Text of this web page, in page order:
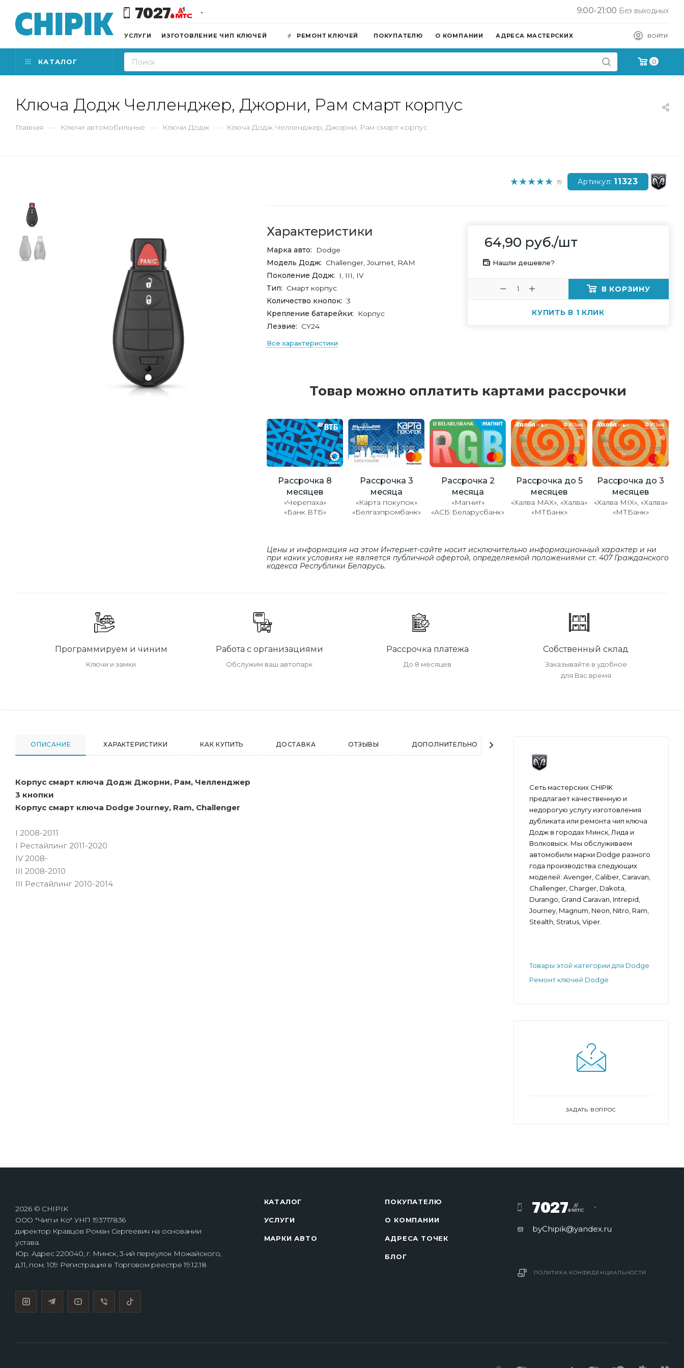
7027 9:00-21:00 Без выходных
ВОЙТИ
УСЛУГИ ИЗГОТОВЛЕНИЕ ЧИП КЛЮЧЕЙ РЕМОНТ КЛЮЧЕЙ ПОКУПАТЕЛЮ О КОМПАНИИ АДРЕСА МАСТЕРСКИХ
0
КАТАЛОГ
Ключа Додж Челленджер, Джорни, Рам смарт корпус
Главная — Ключи автомобильные — Ключи Додж — Ключа Додж Челленджер, Джорни, Рам смарт корпус
19 Артикул: 11323
Характеристики
Марка авто
Dodge
Модель Додж
Challenger, Journet, RAM
Поколение Додж
I, III, IV
Тип
Смарт корпус
Количество кнопок
3
Крепление батарейки
Корпус
Лезвие
СY24
Все характеристики
64,90 руб./шт
Нашли дешевле?
В КОРЗИНУ
КУПИТЬ В 1 КЛИК
Товар можно оплатить картами рассрочки
Рассрочка 8
месяцев
«Черепаха»
«Банк ВТБ»
Рассрочка 3
месяца
«Карта покупок»
«Белгазпромбанк»
Рассрочка 2
месяца
«Магнит»
«АСБ Беларусбанк»
Рассрочка до 5
месяцев
«Халва MAX», «Халва»
«МТБанк»
Рассрочка до 3
месяцев
«Халва MIX», «Халва»
«МТБанк»
Цены и информация на этом Интернет-сайте носит исключительно информационный характер и ни
при каких условиях не является публичной офертой, определяемой положениями cт. 407 Гражданского
кодекса Республики Беларусь.
Программируем и чиним
Ключи и замки
Работа с организациями
Обслужим ваш автопарк
Рассрочка платежа
До 8 месяцев
Собственный склад
Заказывайте в удобное
для Вас время
ОПИСАНИЕ ХАРАКТЕРИСТИКИ КАК КУПИТЬ ДОСТАВКА ОТЗЫВЫ ДОПОЛНИТЕЛЬНО
Корпус смарт ключа Додж Джорни, Рам, Челленджер
3 кнопки
Корпус смарт ключа Dodge Journey, Ram, Challenger
I 2008-2011
I Рестайлинг 2011-2020
IV 2008-
III 2008-2010
III Рестайлинг 2010-2014
Сеть мастерских CHIPIK
предлагает качественную и
недорогую услугу изготовления
дубликата или ремонта чип ключа
Додж в городах Минск, Лида и
Волковыск. Мы обслуживаем
автомобили марки Dodge разного
года производства следующих
моделей: Avenger, Caliber, Caravan,
Challenger, Charger, Dakota,
Durango, Grand Caravan, Intrepid,
Journey, Magnum, Neon, Nitro, Ram,
Stealth, Stratus, Viper.
Товары этой категории для Dodge
Ремонт ключей Dodge
ЗАДАТЬ ВОПРОС
2026 © CHIPIK
ООО "Чип и Ко" УНП 193717836
директор Кравцов Роман Сергеевич на основании
устава.
Юр. Адрес 220040, г. Минск, 3-ий переулок Можайского,
д.11, пом. 109 Регистрация в Торговом реестре 19.12.18
КАТАЛОГ
УСЛУГИ
МАРКИ АВТО
ПОКУПАТЕЛЮ
О КОМПАНИИ
АДРЕСА ТОЧЕК
БЛОГ
7027
byChipik@yandex.ru
ПОЛИТИКА КОНФИДЕНЦИАЛЬНОСТИ